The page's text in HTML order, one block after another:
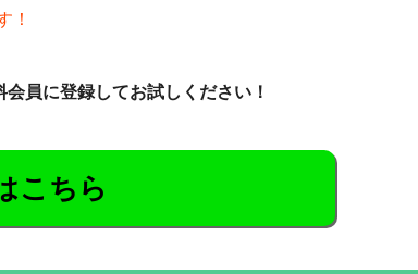
！
員に登録してお試しください！
こちら